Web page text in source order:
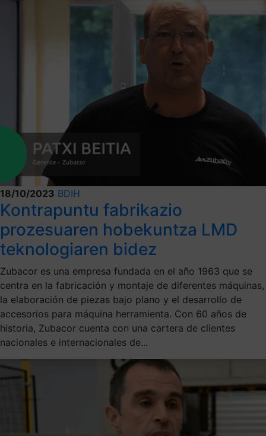
18/10/2023 BDIH
Kontrapuntu fabrikazio
prozesuaren hobekuntza LMD
teknologiaren bidez
Zubacor es una empresa fundada en el año 1963 que se
centra en la fabricación y montaje de diferentes máquinas,
la elaboración de piezas bajo plano y el desarrollo de
accesorios para máquina herramienta. Con 60 años de
historia, Zubacor cuenta con una cartera de clientes
nacionales e internacionales de...